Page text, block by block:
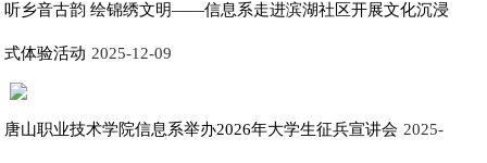
听乡音古韵 绘锦绣文明——信息系走进滨湖社区开展文化沉浸
式体验活动 2025-12-09
唐山职业技术学院信息系举办2026年大学生征兵宣讲会 2025-